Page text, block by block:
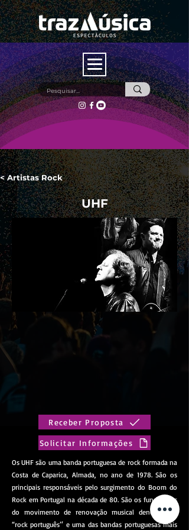
< Artistas Rock
UHF
Receber Proposta
Solicitar Informações
Os UHF são uma banda portuguesa de rock formada na
Costa de Caparica, Almada, no ano de 1978. São os
principais responsáveis pelo surgimento do Boom do
Rock em Portugal na década de 80. São os fundadores
do movimento de renovação musical denominado
“rock português’′ e uma das bandas portuguesas mais